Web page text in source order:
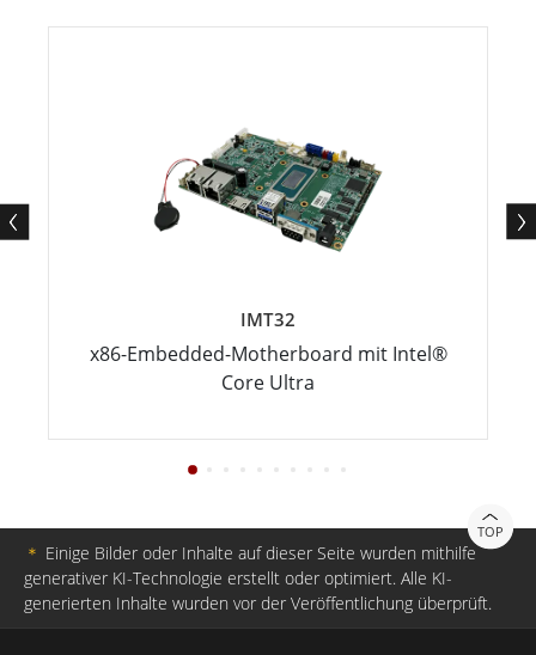
IMT32
x86-Embedded-Motherboard mit Intel®
Core Ultra
TOP
＊ Einige Bilder oder Inhalte auf dieser Seite wurden mithilfe
generativer KI-Technologie erstellt oder optimiert. Alle KI-
generierten Inhalte wurden vor der Veröffentlichung überprüft.